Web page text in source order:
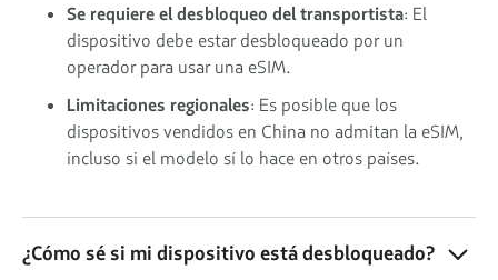
Se requiere el desbloqueo del transportista: El
dispositivo debe estar desbloqueado por un
operador para usar una eSIM.
Limitaciones regionales: Es posible que los
dispositivos vendidos en China no admitan la eSIM,
incluso si el modelo sí lo hace en otros países.
¿Cómo sé si mi dispositivo está desbloqueado?